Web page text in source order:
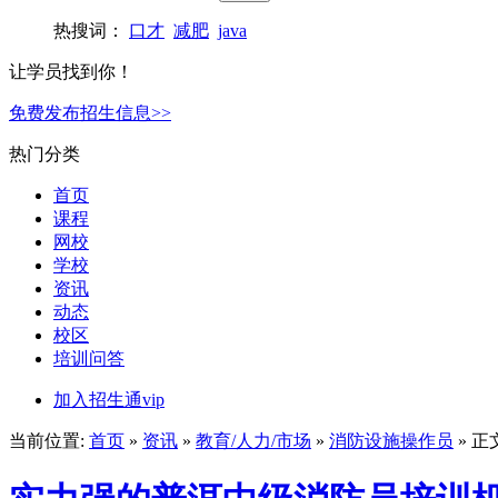
热搜词： 口才 减肥 java
让学员找到你！
免费发布招生信息>>
热门分类
首页
课程
网校
学校
资讯
动态
校区
培训问答
加入招生通vip
当前位置: 首页 » 资讯 » 教育/人力/市场 » 消防设施操作员 » 正